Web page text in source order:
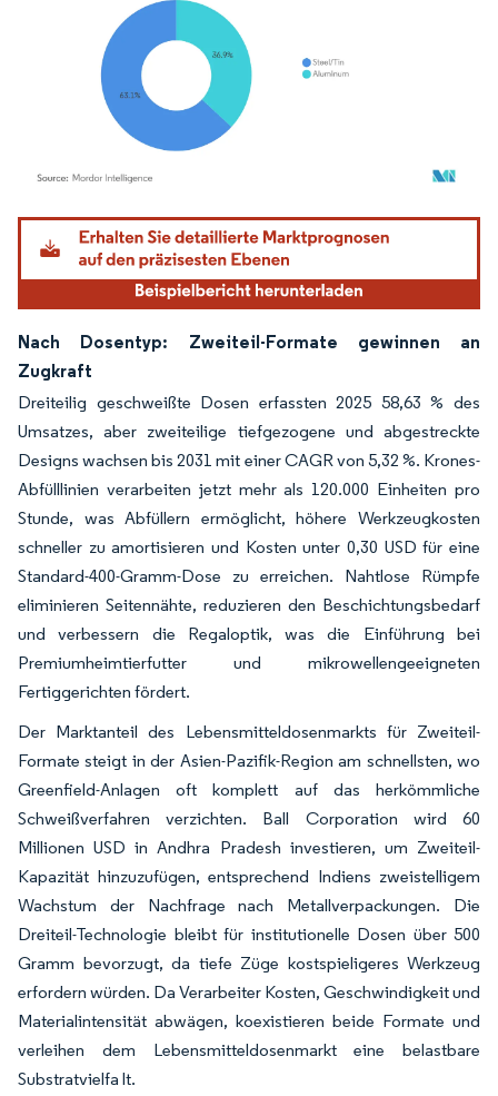
Bild © Mordor Intelligence. Wiederverwendung erfordert Namensnennung gemäß
Nach Dosentyp: Zweiteil-Formate gewinnen an
Zugkraft
Dreiteilig geschweißte Dosen erfassten 2025 58,63 % des
Umsatzes, aber zweiteilige tiefgezogene und abgestreckte
Designs wachsen bis 2031 mit einer CAGR von 5,32 %. Krones-
Abfülllinien verarbeiten jetzt mehr als 120.000 Einheiten pro
Stunde, was Abfüllern ermöglicht, höhere Werkzeugkosten
schneller zu amortisieren und Kosten unter 0,30 USD für eine
Standard-400-Gramm-Dose zu erreichen. Nahtlose Rümpfe
eliminieren Seitennähte, reduzieren den Beschichtungsbedarf
und verbessern die Regaloptik, was die Einführung bei
Premiumheimtierfutter und mikrowellengeeigneten
Fertiggerichten fördert.
Der Marktanteil des Lebensmitteldosenmarkts für Zweiteil-
Formate steigt in der Asien-Pazifik-Region am schnellsten, wo
Greenfield-Anlagen oft komplett auf das herkömmliche
Schweißverfahren verzichten. Ball Corporation wird 60
Millionen USD in Andhra Pradesh investieren, um Zweiteil-
Kapazität hinzuzufügen, entsprechend Indiens zweistelligem
Wachstum der Nachfrage nach Metallverpackungen. Die
Dreiteil-Technologie bleibt für institutionelle Dosen über 500
Gramm bevorzugt, da tiefe Züge kostspieligeres Werkzeug
erfordern würden. Da Verarbeiter Kosten, Geschwindigkeit und
Materialintensität abwägen, koexistieren beide Formate und
verleihen dem Lebensmitteldosenmarkt eine belastbare
Substratvielfa lt.